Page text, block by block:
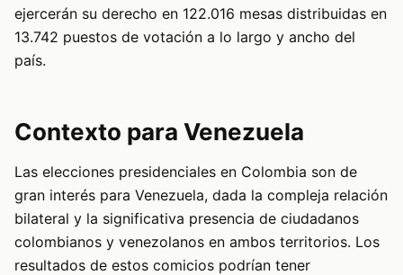
ejercerán su derecho en 122.016 mesas distribuidas en
13.742 puestos de votación a lo largo y ancho del
país.
Contexto para Venezuela
Las elecciones presidenciales en Colombia son de
gran interés para Venezuela, dada la compleja relación
bilateral y la significativa presencia de ciudadanos
colombianos y venezolanos en ambos territorios. Los
resultados de estos comicios podrían tener